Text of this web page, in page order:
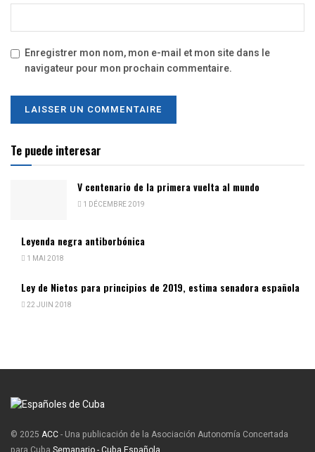
Enregistrer mon nom, mon e-mail et mon site dans le
navigateur pour mon prochain commentaire.
Te puede interesar
V centenario de la primera vuelta al mundo
1 DÉCEMBRE 2019
Leyenda negra antiborbónica
1 MAI 2018
Ley de Nietos para principios de 2019, estima senadora española
22 JUIN 2018
© 2025 ACC- Una publicación de la Asociación Autonomía Concertada